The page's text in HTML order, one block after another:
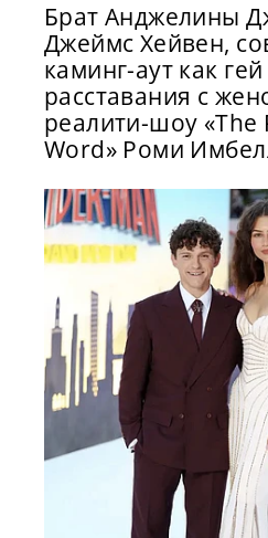
Брат Анджелины
Джеймс Хейвен,
каминг-аут как
расставания с
реалити-шоу «The
Word» Роми